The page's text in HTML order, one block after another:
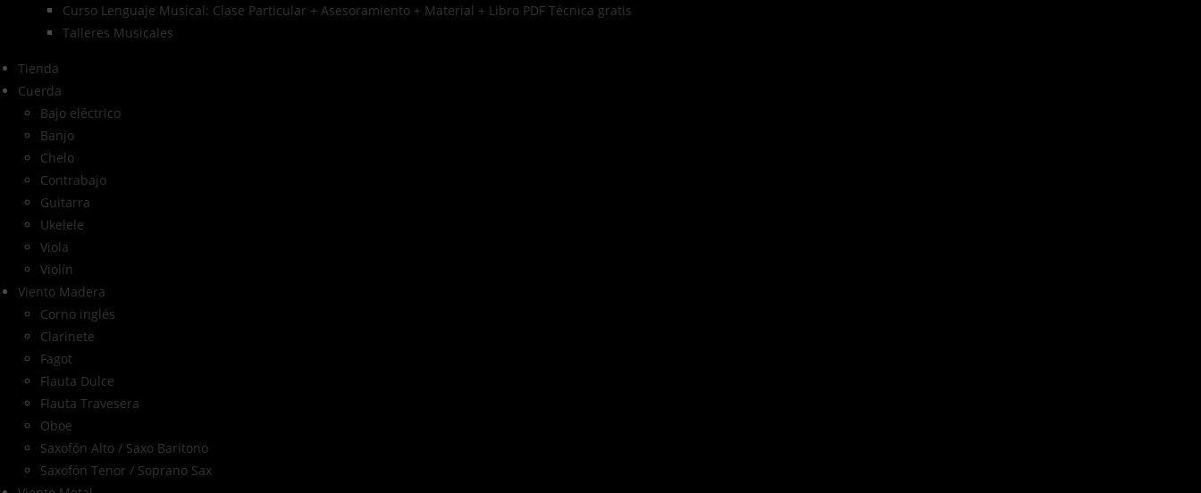
Curso Lenguaje Musical: Clase Particular + Asesoramiento + Material + Libro PDF Técnica gratis
Talleres Musicales
Tienda
Cuerda
Bajo eléctrico
Banjo
Chelo
Contrabajo
Guitarra
Ukelele
Viola
Violín
Viento Madera
Corno inglés
Clarinete
Fagot
Flauta Dulce
Flauta Travesera
Oboe
Saxofón Alto / Saxo Barítono
Saxofón Tenor / Soprano Sax